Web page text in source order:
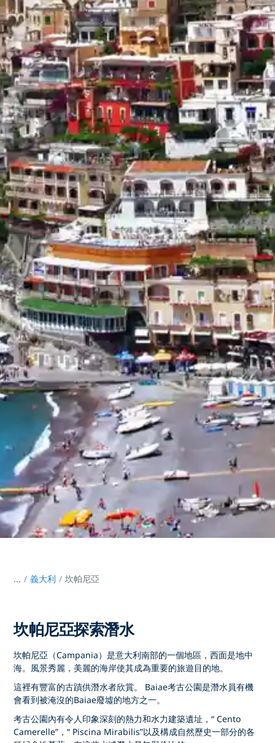
... / 義大利 坎帕尼亞
坎帕尼亞探索潛水
坎帕尼亞（Campania）是意大利南部的一個地區，西面是地中
海。風景秀麗，美麗的海岸使其成為重要的旅遊目的地。
這裡有豐富的古蹟供潛水者欣賞。 Baiae考古公園是潛水員有機
會看到被淹沒的Baiae廢墟的地方之一。
考古公園內有令人印象深刻的熱力和水力建築遺址，“ Cento
Camerelle”，“ Piscina Mirabilis”以及構成自然歷史一部分的各